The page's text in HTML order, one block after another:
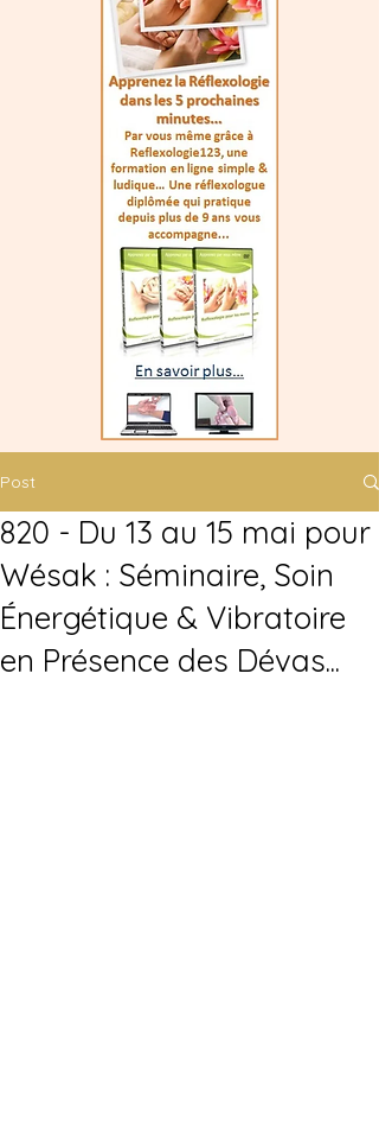
Post
820 - Du 13 au 15 mai pour
Wésak : Séminaire, Soin
Énergétique & Vibratoire
en Présence des Dévas...